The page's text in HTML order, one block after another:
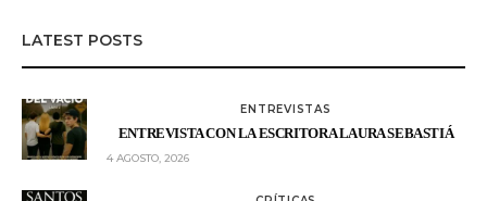
LATEST POSTS
ENTREVISTAS
ENTREVISTA CON LA ESCRITORA LAURA SEBASTIÁ
4 AGOSTO, 2026